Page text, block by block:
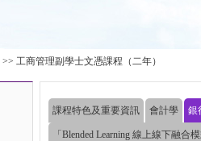
>> 工商管理副學士文憑課程（二年）
課程特色及重要資訊 會計學 銀
「Blended Learning 線上線下融合